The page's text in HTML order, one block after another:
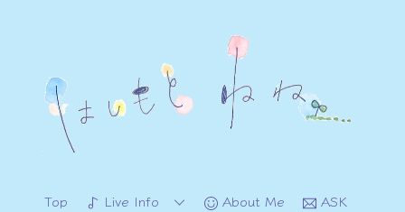
Top Live Info About Me
ASK